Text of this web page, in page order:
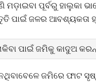
ମଡ଼ାଇବା ପୂର୍ବରୁ ହାଲୁକା
ପାଇଁ ଜଳର ଆବଶ୍ୟକତା
ପାଇଁ ଜମିକୁ କାଦୁଅ
ଜମିରେ ଫାଟ